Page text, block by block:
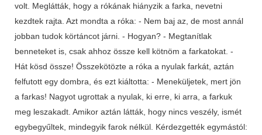
volt. Meglátták, hogy a rókának hiányzik a farka, nevetni
kezdtek rajta. Azt mondta a róka: - Nem baj az, de most annál
jobban tudok körtáncot járni. - Hogyan? - Megtanítlak
benneteket is, csak ahhoz össze kell kötnöm a farkatokat. -
Hát kösd össze! Összekötözte a róka a nyulak farkát, aztán
felfutott egy dombra, és ezt kiáltotta: - Meneküljetek, mert jön
a farkas! Nagyot ugrottak a nyulak, ki erre, ki arra, a farkuk
meg leszakadt. Amikor aztán látták, hogy nincs veszély, ismét
egybegyűltek, mindegyik farok nélkül. Kérdezgették egymástól: